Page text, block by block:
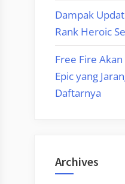
Dampak
Rank Heroic
Free Fire
Epic yang
Daftarnya
Archives